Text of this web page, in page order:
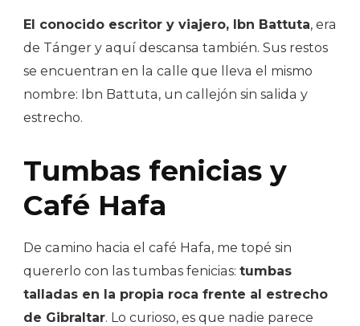
El conocido escritor y viajero, Ibn Battuta, era
de Tánger y aquí descansa también. Sus restos
se encuentran en la calle que lleva el mismo
nombre: Ibn Battuta, un callejón sin salida y
estrecho.
Tumbas fenicias y
Café Hafa
De camino hacia el café Hafa, me topé sin
quererlo con las tumbas fenicias: tumbas
talladas en la propia roca frente al estrecho
de Gibraltar. Lo curioso, es que nadie parece